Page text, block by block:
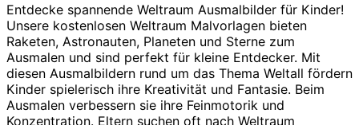
Entdecke spannende Weltraum Ausmalbilder für Kinder!
Unsere kostenlosen Weltraum Malvorlagen bieten
Raketen, Astronauten, Planeten und Sterne zum
Ausmalen und sind perfekt für kleine Entdecker. Mit
diesen Ausmalbildern rund um das Thema Weltall fördern
Kinder spielerisch ihre Kreativität und Fantasie. Beim
Ausmalen verbessern sie ihre Feinmotorik und
Konzentration. Eltern suchen oft nach Weltraum